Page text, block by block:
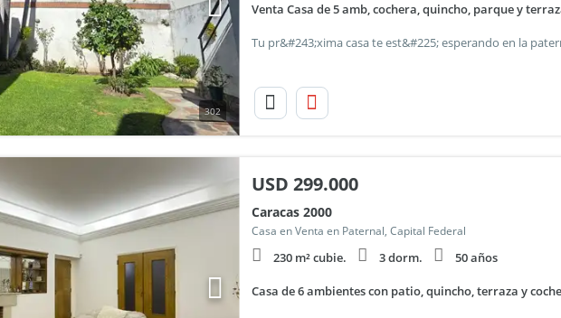
302
Venta Casa de 5 amb, cochera, quincho, parque y
USD 299.000
Caracas 2000
Casa en Venta en Paternal, Capital Federal
230 m² cubie. 3 dorm. 50 años
Casa de 6 ambientes con patio, quincho, terraza y